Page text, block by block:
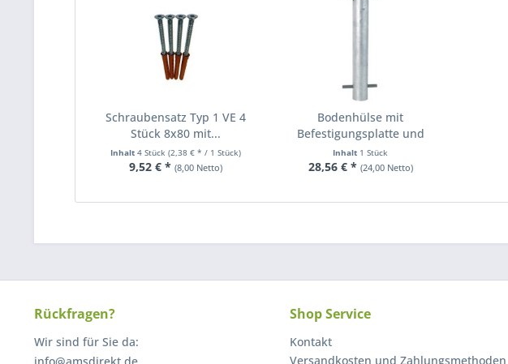
Schraubensatz Typ 1 VE 4
Stück 8x80 mit...
Inhalt4 Stück(2,38 € * / 1 Stück)
9,52 € * (8,00 Netto)
Bodenhülse mit
Befestigungsplatte und
Erdanker
Inhalt 1 Stück
28,56 € * (24,00 Netto)
Rückfragen?
Wir sind für Sie da:
Shop Service
Kontakt
Versandkosten und Zahlungsmethoden